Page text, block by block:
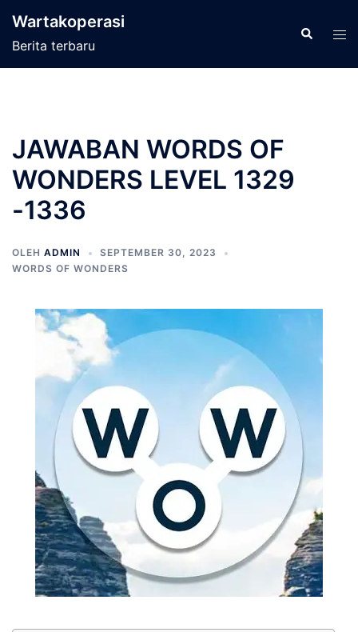
Wartakoperasi
Berita terbaru
Cari
JAWABAN WORDS OF
WONDERS LEVEL 1329
-1336
OLEH ADMIN
SEPTEMBER 30, 2023
WORDS OF WONDERS